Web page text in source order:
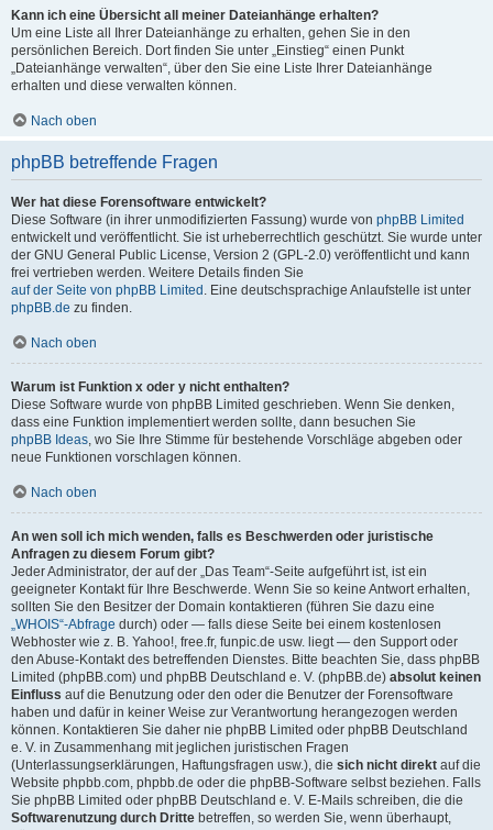
Kann ich eine Übersicht all meiner Dateianhänge erhalten?
Um eine Liste all Ihrer Dateianhänge zu erhalten, gehen Sie in den
persönlichen Bereich. Dort finden Sie unter „Einstieg“ einen Punkt
„Dateianhänge verwalten“, über den Sie eine Liste Ihrer Dateianhänge
erhalten und diese verwalten können.
Nach oben
phpBB betreffende Fragen
Wer hat diese Forensoftware entwickelt?
Diese Software (in ihrer unmodifizierten Fassung) wurde von phpBB Limited
entwickelt und veröffentlicht. Sie ist urheberrechtlich geschützt. Sie wurde unter
der GNU General Public License, Version 2 (GPL-2.0) veröffentlicht und kann
frei vertrieben werden. Weitere Details finden Sie
auf der Seite von phpBB Limited . Eine deutschsprachige Anlaufstelle ist unter
phpBB.de zu finden.
Nach oben
Warum ist Funktion x oder y nicht enthalten?
Diese Software wurde von phpBB Limited geschrieben. Wenn Sie denken,
dass eine Funktion implementiert werden sollte, dann besuchen Sie
phpBB Ideas, wo Sie Ihre Stimme für bestehende Vorschläge abgeben oder
neue Funktionen vorschlagen können.
Nach oben
An wen soll ich mich wenden, falls es Beschwerden oder juristische
Anfragen zu diesem Forum gibt?
Jeder Administrator, der auf der „Das Team“-Seite aufgeführt ist, ist ein
geeigneter Kontakt für Ihre Beschwerde. Wenn Sie so keine Antwort erhalten,
sollten Sie den Besitzer der Domain kontaktieren (führen Sie dazu eine
„WHOIS“-Abfrage durch) oder — falls diese Seite bei einem kostenlosen
Webhoster wie z. B. Yahoo!, free.fr, funpic.de usw. liegt — den Support oder
den Abuse-Kontakt des betreffenden Dienstes. Bitte beachten Sie, dass phpBB
Limited (phpBB.com) und phpBB Deutschland e. V. (phpBB.de) absolut keinen
Einfluss auf die Benutzung oder den oder die Benutzer der Forensoftware
haben und dafür in keiner Weise zur Verantwortung herangezogen werden
können. Kontaktieren Sie daher nie phpBB Limited oder phpBB Deutschland
e. V. in Zusammenhang mit jeglichen juristischen Fragen
(Unterlassungserklärungen, Haftungsfragen usw.), die sich nicht direkt auf die
Website phpbb.com, phpbb.de oder die phpBB-Software selbst beziehen. Falls
Sie phpBB Limited oder phpBB Deutschland e. V. E-Mails schreiben, die die
Softwarenutzung durch Dritte betreffen, so werden Sie, wenn überhaupt,